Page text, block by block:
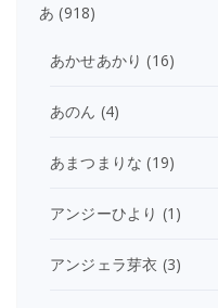
あ (918)
あかせあかり (16)
あのん (4)
あまつまりな (19)
アンジーひより (1)
アンジェラ芽衣 (3)